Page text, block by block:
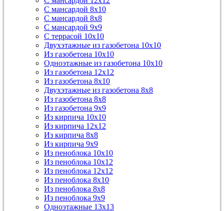
С мансардой 8х10
С мансардой 8х8
С мансардой 9х9
С террасой 10х10
Двухэтажные из газобетона 10х10
Из газобетона 10х10
Одноэтажные из газобетона 10х10
Из газобетона 12х12
Из газобетона 8х10
Двухэтажные из газобетона 8х8
Из газобетона 8х8
Из газобетона 9х9
Из кирпича 10х10
Из кирпича 12х12
Из кирпича 8х8
Из кирпича 9х9
Из пеноблока 10х10
Из пеноблока 10х12
Из пеноблока 12х12
Из пеноблока 8х10
Из пеноблока 8х8
Из пеноблока 9х9
Одноэтажные 13х13